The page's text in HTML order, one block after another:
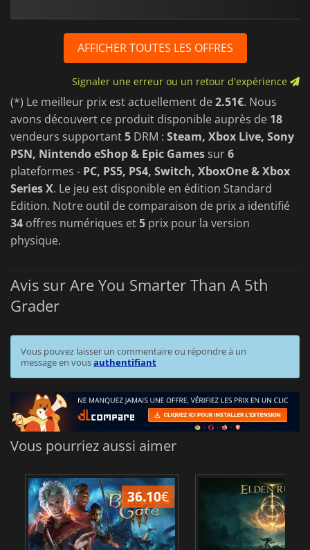
AFFICHER TOUTES LES OFFRES
Signaler une erreur ou un retour d'expérience
(*) Le meilleur prix est actuellement de2.51€. Nous
avons découvert ce produit disponible auprès de 18
vendeurs supportant5 DRM : Steam, Xbox Live, Sony
PSN, Nintendo eShop & Epic Games sur6
plateformes - PC, PS5, PS4, Switch, XboxOne & Xbox
Series X. Le jeu est disponible en édition Standard
Edition. Notre outil de comparaison de prix a identifié
34 offres numériques et5 prix pour la version
physique.
Avis sur Are You Smarter Than A 5th
Grader
Vous pouvez laisser un commentaire ou répondre à un
message en vousauthentifiant
Vous pourriez aussi aimer
36.10€